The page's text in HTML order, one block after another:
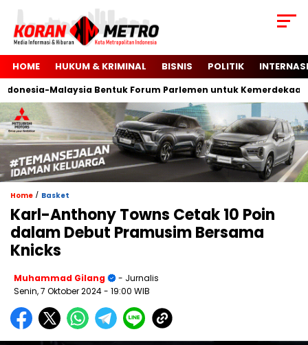
HOME HUKUM & KRIMINAL BISNIS POLITIK
Malaysia Bentuk Forum Parlemen untuk Kemerdekaan
Home / Basket
Karl-Anthony Towns Cetak 10 Poin
dalam Debut Pramusim Bersama
Knicks
Muhammad Gilang
- Jurnalis
Senin, 7 Oktober 2024- 19:00 WIB